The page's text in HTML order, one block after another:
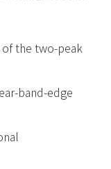
of the two-peak
band-edge